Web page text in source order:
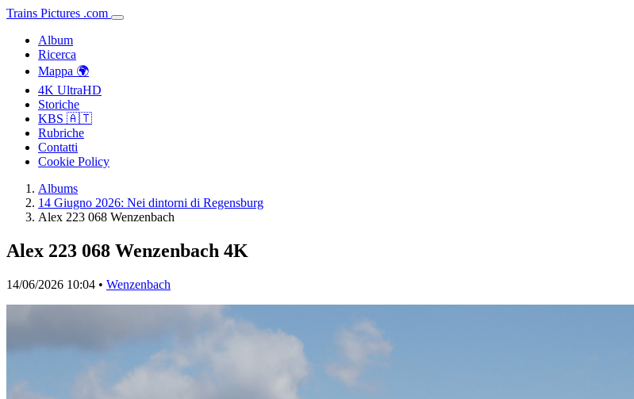
Trains Pictures .com
Album
Ricerca
Mappa 🌍
4K UltraHD
Storiche
KBS 🇦🇹
Rubriche
Contatti
Cookie Policy
Albums
14 Giugno 2026: Nei dintorni di Regensburg
Alex 223 068 Wenzenbach
Alex 223 068 Wenzenbach 4K
14/06/2026 10:04 • Wenzenbach